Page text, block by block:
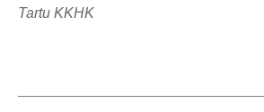
Tartu KKHK